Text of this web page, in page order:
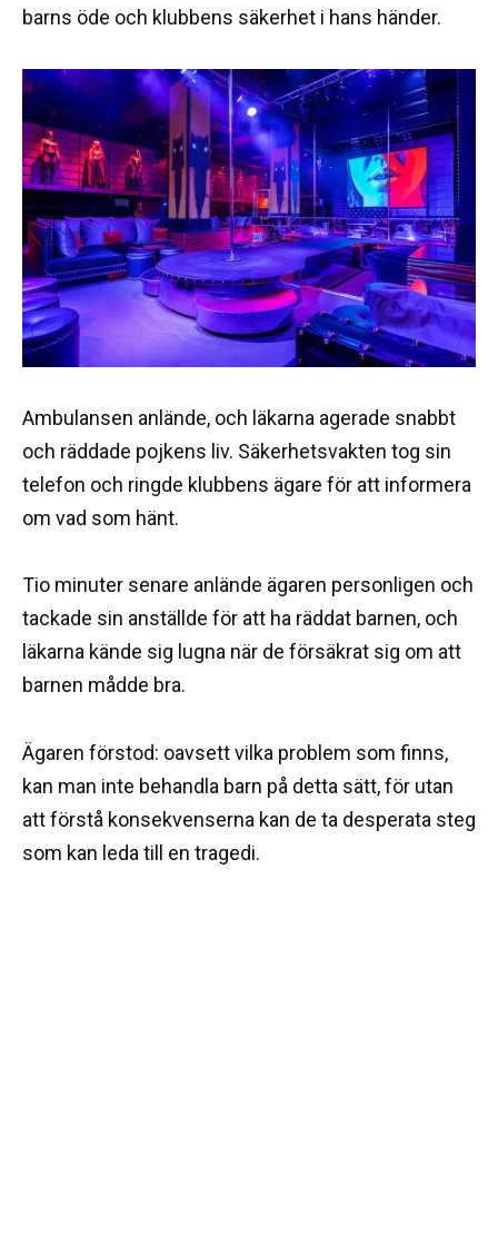
barns öde och klubbens säkerhet i hans händer.
Ambulansen anlände, och läkarna agerade snabbt
och räddade pojkens liv. Säkerhetsvakten tog sin
telefon och ringde klubbens ägare för att informera
om vad som hänt.
Tio minuter senare anlände ägaren personligen och
tackade sin anställde för att ha räddat barnen, och
läkarna kände sig lugna när de försäkrat sig om att
barnen mådde bra.
Ägaren förstod: oavsett vilka problem som finns,
kan man inte behandla barn på detta sätt, för utan
att förstå konsekvenserna kan de ta desperata steg
som kan leda till en tragedi.